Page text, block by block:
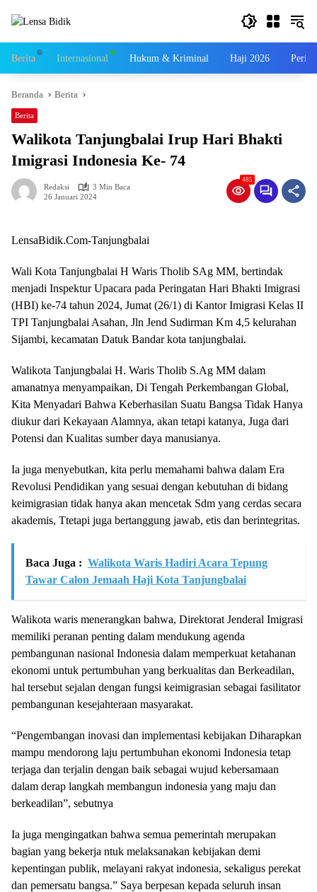
Berita Internasional Hukum & Kriminal Haji 2026
Beranda Berita
Berita
Walikota Tanjungbalai Irup Hari Bhakti
Imigrasi Indonesia Ke- 74
Redaksi
3 Min Baca
26 Januari 2024
485
LensaBidik.Com-Tanjungbalai
Wali Kota Tanjungbalai H Waris Tholib SAg MM, bertindak
menjadi Inspektur Upacara pada Peringatan Hari Bhakti Imigrasi
(HBI) ke-74 tahun 2024, Jumat (26/1) di Kantor Imigrasi Kelas II
TPI Tanjungbalai Asahan, Jln Jend Sudirman Km 4,5 kelurahan
Sijambi, kecamatan Datuk Bandar kota tanjungbalai.
Walikota Tanjungbalai H. Waris Tholib S.Ag MM dalam
amanatnya menyampaikan, Di Tengah Perkembangan Global,
Kita Menyadari Bahwa Keberhasilan Suatu Bangsa Tidak Hanya
diukur dari Kekayaan Alamnya, akan tetapi katanya, Juga dari
Potensi dan Kualitas sumber daya manusianya.
Ia juga menyebutkan, kita perlu memahami bahwa dalam Era
Revolusi Pendidikan yang sesuai dengan kebutuhan di bidang
keimigrasian tidak hanya akan mencetak Sdm yang cerdas secara
akademis, Ttetapi juga bertanggung jawab, etis dan berintegritas.
Baca Juga : Walikota Waris Hadiri Acara Tepung
Tawar Calon Jemaah Haji Kota Tanjungbalai
Walikota waris menerangkan bahwa, Direktorat Jenderal Imigrasi
memiliki peranan penting dalam mendukung agenda
pembangunan nasional Indonesia dalam memperkuat ketahanan
ekonomi untuk pertumbuhan yang berkualitas dan Berkeadilan,
hal tersebut sejalan dengan fungsi keimigrasian sebagai fasilitator
pembangunan kesejahteraan masyarakat.
“Pengembangan inovasi dan implementasi kebijakan Diharapkan
mampu mendorong laju pertumbuhan ekonomi Indonesia tetap
terjaga dan terjalin dengan baik sebagai wujud kebersamaan
dalam derap langkah membangun indonesia yang maju dan
berkeadilan”, sebutnya
Ia juga mengingatkan bahwa semua pemerintah merupakan
bagian yang bekerja ntuk melaksanakan kebijakan demi
kepentingan publik, melayani rakyat indonesia, sekaligus perekat
dan pemersatu bangsa.” Saya berpesan kepada seluruh insan